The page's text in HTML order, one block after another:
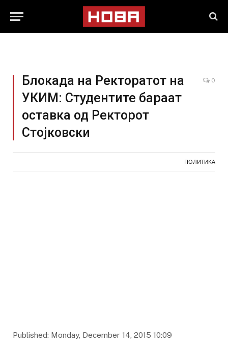
Блокада на Ректоратот на
УКИМ: Студентите бараат
оставка од Ректорот
Стојковски
0
ПОЛИТИКА
Published: Monday, December 14, 2015 10:09